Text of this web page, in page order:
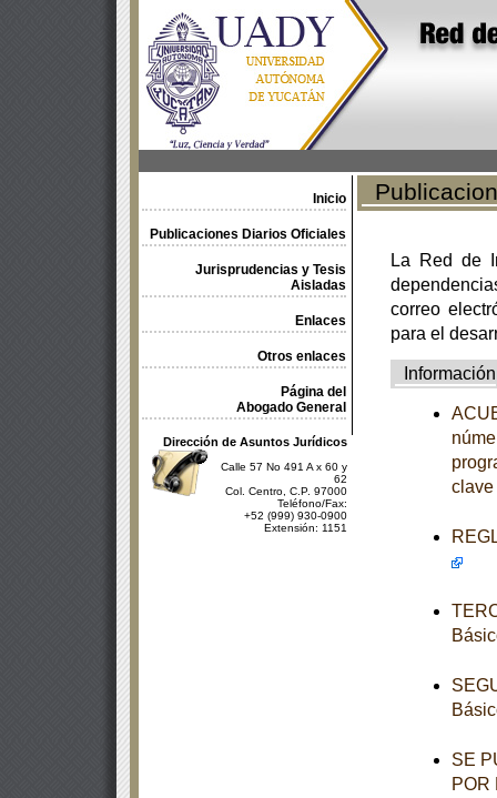
Inicio
Publicaciones Diarios Oficiales
Jurisprudencias y Tesis
Aisladas
Enlaces
Otros enlaces
Página del
Abogado General
Dirección de Asuntos Jurídicos
Calle 57 No 491 A x 60 y
62
Col. Centro, C.P. 97000
Teléfono/Fax:
+52 (999) 930-0900
Extensión: 1151
La Red de
correo
para el
Información
SE
POR